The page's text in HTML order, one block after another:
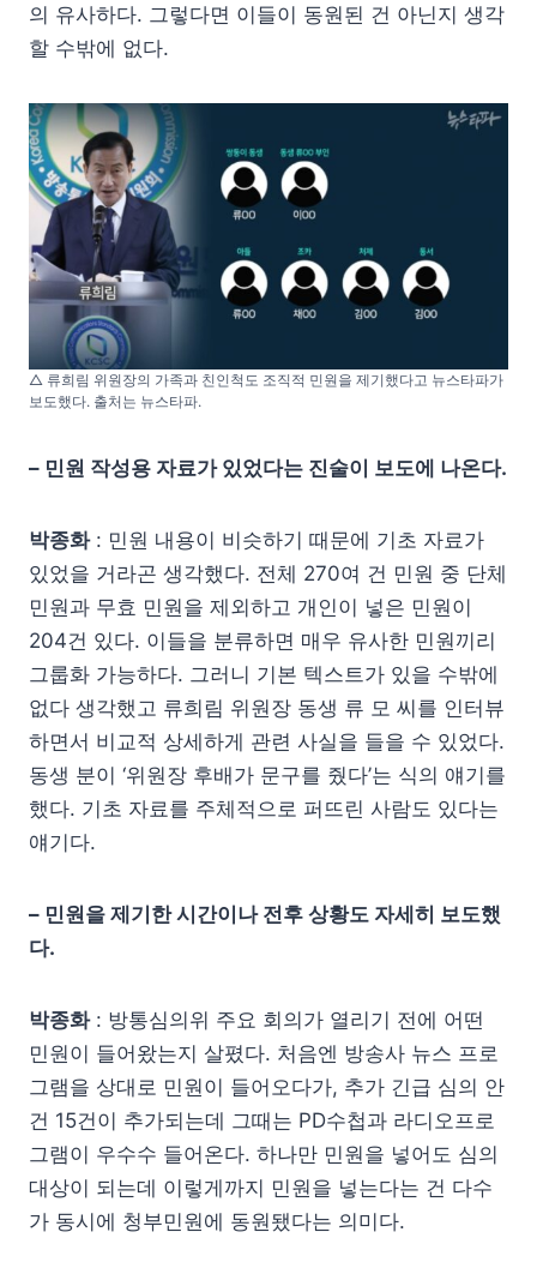
의 유사하다. 그렇다면 이들이 동원된 건 아닌지 생각
할 수밖에 없다.
△ 류희림 위원장의 가족과 친인척도 조직적 민원을 제기했다고 뉴스타파가
보도했다. 출처는 뉴스타파.
– 민원 작성용 자료가 있었다는 진술이 보도에 나온다.
박종화: 민원 내용이 비슷하기 때문에 기초 자료가
있었을 거라곤 생각했다. 전체 270여 건 민원 중 단체
민원과 무효 민원을 제외하고 개인이 넣은 민원이
204건 있다. 이들을 분류하면 매우 유사한 민원끼리
그룹화 가능하다. 그러니 기본 텍스트가 있을 수밖에
없다 생각했고 류희림 위원장 동생 류 모 씨를 인터뷰
하면서 비교적 상세하게 관련 사실을 들을 수 있었다.
동생 분이 ‘위원장 후배가 문구를 줬다’는 식의 얘기를
했다. 기초 자료를 주체적으로 퍼뜨린 사람도 있다는
얘기다.
– 민원을 제기한 시간이나 전후 상황도 자세히 보도했
다.
박종화: 방통심의위 주요 회의가 열리기 전에 어떤
민원이 들어왔는지 살폈다. 처음엔 방송사 뉴스 프로
그램을 상대로 민원이 들어오다가, 추가 긴급 심의 안
건 15건이 추가되는데 그때는 PD수첩과 라디오프로
그램이 우수수 들어온다. 하나만 민원을 넣어도 심의
대상이 되는데 이렇게까지 민원을 넣는다는 건 다수
가 동시에 청부민원에 동원됐다는 의미다.